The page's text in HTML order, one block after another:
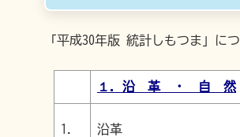
「平成30年版 統計しもつま」に
１．沿 革 ・ 自 然
1. 沿革